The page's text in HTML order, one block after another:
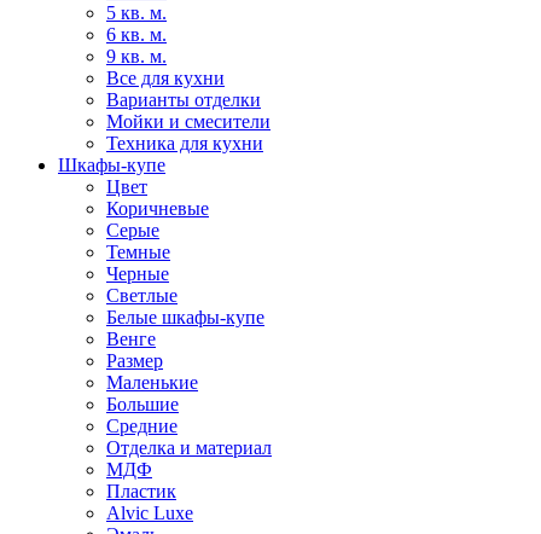
5 кв. м.
6 кв. м.
9 кв. м.
Все для кухни
Варианты отделки
Мойки и смесители
Техника для кухни
Шкафы-купе
Цвет
Коричневые
Серые
Темные
Черные
Светлые
Белые шкафы-купе
Венге
Размер
Маленькие
Большие
Средние
Отделка и материал
МДФ
Пластик
Alvic Luxe